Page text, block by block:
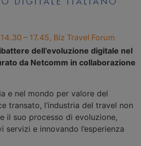
– 17.45, Biz Travel Forum
dell’evoluzione digitale nel
da Netcomm in collaborazione
e nel mondo per valore del
transato, l’industria del travel non
il suo processo di evoluzione,
servizi e innovando l’esperienza